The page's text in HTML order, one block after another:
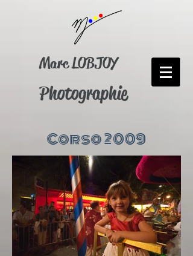
Marc LOBJOY
Photographie
Corso 2009